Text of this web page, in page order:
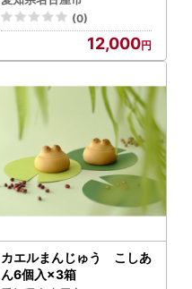
(0)
12,000
カエルまんじゅう こしあ
ん6個入×3箱